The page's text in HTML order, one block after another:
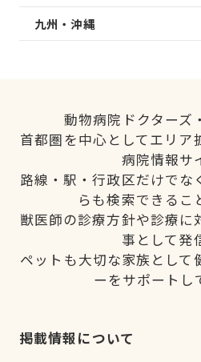
九州・沖縄
動物病院ドクターズ
首都圏を中心としてエリア
病院情報サ
路線・駅・行政区だけでな
らも検索できるこ
獣医師の診療方針や診療に
事として発
ペットも大切な家族として
ーをサポートし
掲載情報について